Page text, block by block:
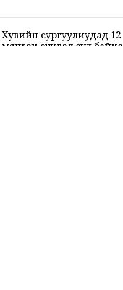
Хувийн сургуулиудад 12
мянган суудал сул байна